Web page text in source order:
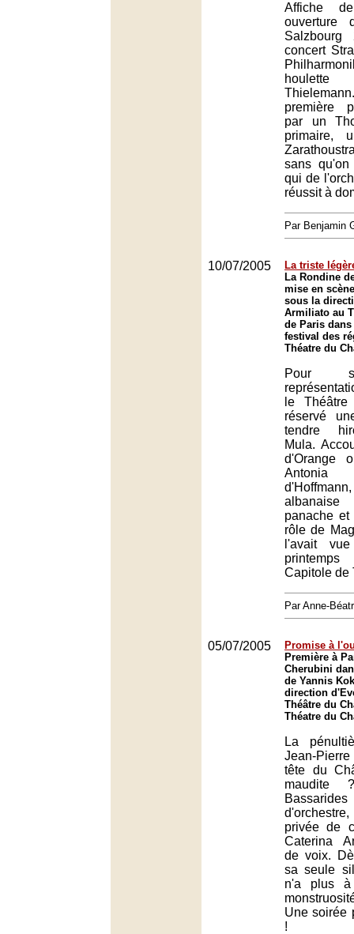
Affiche
ouverture
concert
houlette
première
par un
primaire,
sans qu'on
qui de
réussit à
Par Benjamin
10/07/2005
La triste
La Rondine
mise en
sous la
Armiliato au
de Paris
festival des
Théatre du
Pour
le
réservé
tendre
Mula.
d'Orange
Antonia
albanaise
panache
rôle de
l'avait
Capitole de
Par Anne-
05/07/2005
Promise à
Première à
Cherubini
de Yannis
direction
Théâtre du
Théatre du
La
Jean-
tête du
maudite
privée de
Caterina
de voix.
sa seule
n'a plus
Une soirée
!